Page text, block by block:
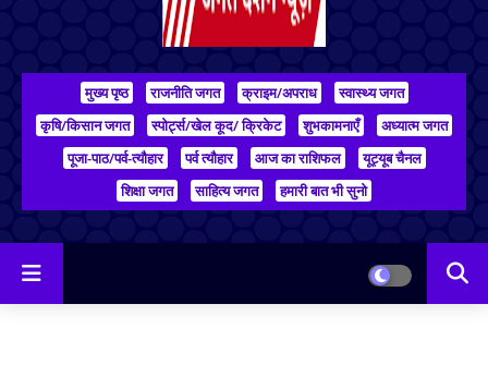
मुख्य पृष्ठ राजनीति जगत क्राइम/अपराध
स्वास्थ्य जगत
कृषि/किसान जगत
स्पोर्ट्स/खेल कूद/ क्रिकेट शुभकामनाएँ
अध्यात्म जगत
पूजा-पाठ/पर्व-त्यौहार
पर्व त्यौहार आज का राशिफल
यूट्यूब चैनल
शिक्षा जगत
साहित्य जगत हमारी बात भी सुनो